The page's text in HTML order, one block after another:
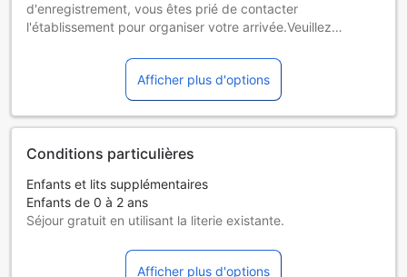
d'enregistrement, vous êtes prié de contacter
l'établissement pour organiser votre arrivée.Veuillez
vous prévoyez d'arriver. Vous pouvez indiquer cette
information dans la rubrique « Demandes spéciales » lors
de la réservation ou contacter directement l'établissement.
Ses coordonnées figurent sur votre confirmation de
Afficher plus d'options
Conditions particulières
Enfants et lits supplémentaires
Enfants de 0 à 2 ans
Séjour gratuit en utilisant la literie existante.
vous choisissez. Pour plus de détails, veuillez vérifier la
Afficher plus d'options